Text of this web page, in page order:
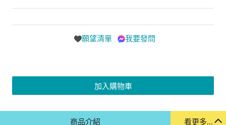
願望清單 我要發問
加入購物車
看更多...
商品介紹